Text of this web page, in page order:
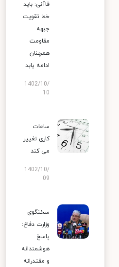
قاآنی: باید
خط تقویت
جبهه
مقاومت
همچنان
ادامه یابد
1402/10/
10
ساعات
کاری تغییر
می‌ کند
1402/10/
09
سخنگوی
وزارت دفاع:
پاسخ
هوشمندانه
و مقتدرانه